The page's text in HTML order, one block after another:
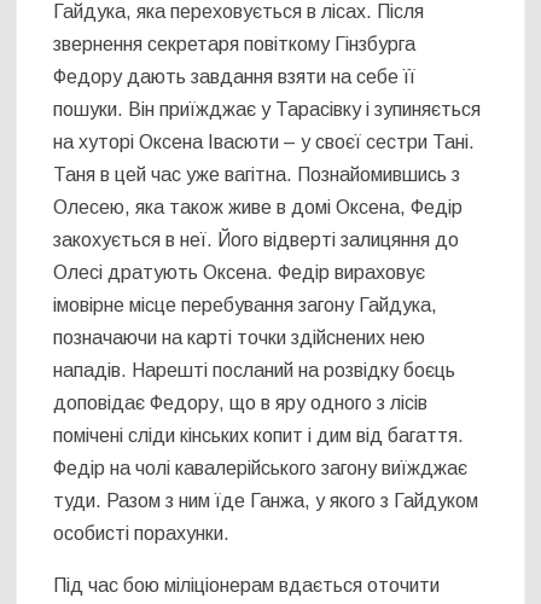
Гайдука, яка переховується в лісах. Після
звернення секретаря повіткому Гінзбурга
Федору дають завдання взяти на себе її
пошуки. Він приїжджає у Тарасівку і зупиняється
на хуторі Оксена Івасюти – у своєї сестри Тані.
Таня в цей час уже вагітна. Познайомившись з
Олесею, яка також живе в домі Оксена, Федір
закохується в неї. Його відверті залицяння до
Олесі дратують Оксена. Федір вираховує
імовірне місце перебування загону Гайдука,
позначаючи на карті точки здійснених нею
нападів. Нарешті посланий на розвідку боєць
доповідає Федору, що в яру одного з лісів
помічені сліди кінських копит і дим від багаття.
Федір на чолі кавалерійського загону виїжджає
туди. Разом з ним їде Ганжа, у якого з Гайдуком
особисті порахунки.
Під час бою міліціонерам вдається оточити